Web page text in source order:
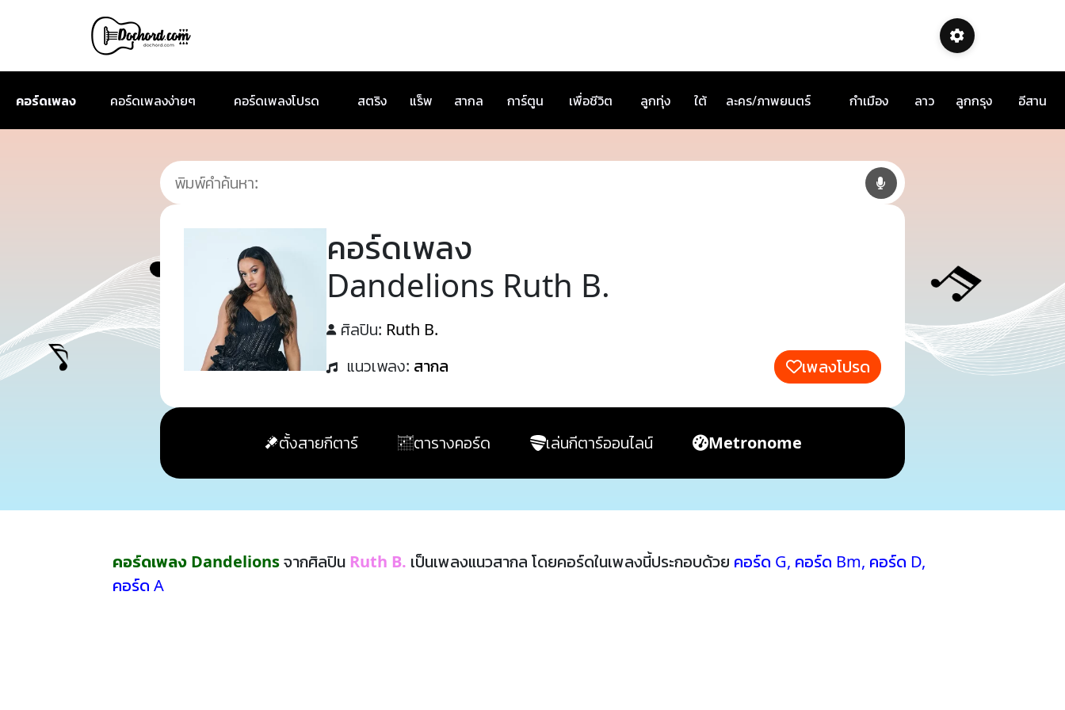
คอร์ดเพลง คอร์ดเพลงง่ายๆ คอร์ดเพลงโปรด สตริง แร็พ สากล การ์ตูน เพื่อชีวิต ลูกทุ่ง ใต้ ละคร/ภาพยนตร์ กำเมือง ลาว ลูกกรุง อีสาน
คอร์ดเพลง
Dandelions Ruth B.
ศิลปิน: Ruth B.
แนวเพลง: สากล เพลงโปรด
ตั้งสายกีตาร์ ตารางคอร์ด เล่นกีตาร์ออนไลน์ Metronome
คอร์ดเพลง Dandelionsจากศิลปิน Ruth B. เป็นเพลงแนวสากล โดยคอร์ดในเพลงนี้ประกอบด้วย คอร์ด G, คอร์ด Bm, คอร์ด D,
คอร์ด A